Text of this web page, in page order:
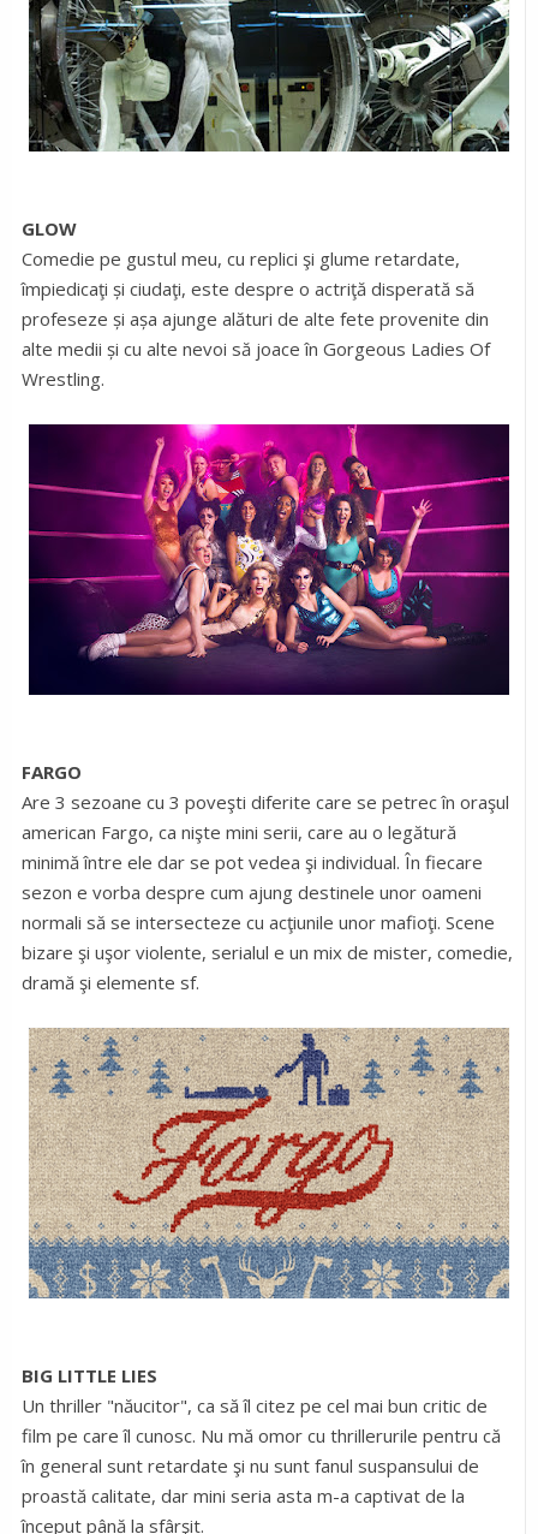
GLOW
Comedie pe gustul meu, cu replici şi glume retardate,
împiedicaţi și ciudaţi, este despre o actriţă disperată să
profeseze și așa ajunge alături de alte fete provenite din
alte medii și cu alte nevoi să joace în Gorgeous Ladies Of
Wrestling.
FARGO
Are 3 sezoane cu 3 poveşti diferite care se petrec în oraşul
american Fargo, ca nişte mini serii, care au o legătură
minimă între ele dar se pot vedea şi individual. În fiecare
sezon e vorba despre cum ajung destinele unor oameni
normali să se intersecteze cu acţiunile unor mafioţi. Scene
bizare şi uşor violente, serialul e un mix de mister, comedie,
dramă şi elemente sf.
BIG LITTLE LIES
Un thriller "năucitor", ca să îl citez pe cel mai bun critic de
film pe care îl cunosc. Nu mă omor cu thrillerurile pentru că
în general sunt retardate şi nu sunt fanul suspansului de
proastă calitate, dar mini seria asta m-a captivat de la
început până la sfârşit.